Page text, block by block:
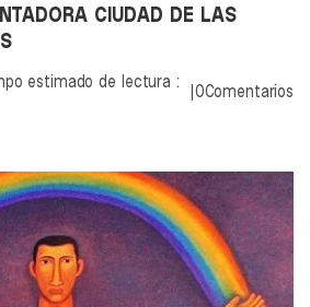
CIUDAD DE LAS
estimado de lectura :
0Comentarios